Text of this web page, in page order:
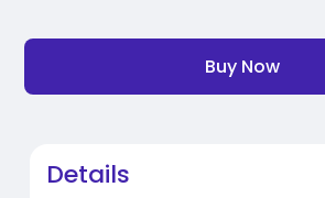
Buy Now
Details